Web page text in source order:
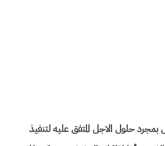
حالة مطل بمجرد حلول الاجل المتفق عليه لتنفيذ